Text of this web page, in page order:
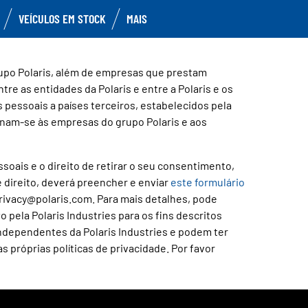
VEÍCULOS EM STOCK MAIS
Polaris, além de empresas que prestam
as entidades da Polaris e entre a Polaris e os
a países terceiros, estabelecidos pela
se às empresas do grupo Polaris e aos
e o direito de retirar o seu consentimento,
direito, deverá preencher e enviar este formulário
Para mais detalhes, pode
pela Polaris Industries para os fins descritos
da Polaris Industries e podem ter
próprias políticas de privacidade. Por favor